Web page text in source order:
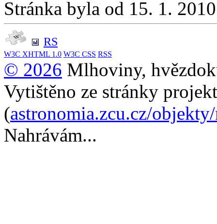
Stránka byla od 15. 1.
RS
W3C XHTML 1.0 W3C CSS RSS
© 2026 Mlhoviny,
Vytištěno ze stránky
(astronomia.zcu.cz/
Nahrávám...